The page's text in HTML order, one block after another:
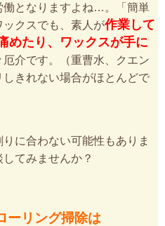
働となりますよね…。「簡単
クスでも、素人が作業して
めたり、ワックスが手に
厄介です。（重曹水、クエン
きれない場合がほとんどで
に合わない可能性もありま
てみませんか？
ーリング掃除は